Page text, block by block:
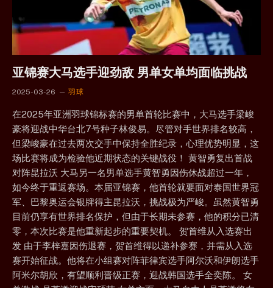
亚锦赛大马选手迎劲敌 男单女单均面临挑战
2025-03-26 羽球
在2025年亚洲羽球锦标赛的男单首轮比赛中，大马选手梁峻
豪将迎战中华台北7号种子林俊易。尽管对手世界排名较高，
但梁峻豪在过去两次交手中保持全胜纪录，心理优势明显，这
场比赛将成为检验他近期状态的关键战役！ 黄智勇复出首战
对阵昆拉沃 大马另一名男单选手黄智勇因伤休战超过一年，
如今终于重返赛场。本届亚锦赛，他首轮就要面对泰国世界冠
军、巴黎奥运会银牌得主昆拉沃，挑战极为严峻。虽然黄智勇
目前仍享有世界排名保护，但由于长期未参赛，他的积分已清
零，本次比赛是他重新起步的重要契机。 贺首维从入选赛出
发 由于李梓嘉因伤退赛，贺首维得以递补参赛，并需从入选
赛开始征战。他将在小组赛对阵菲律宾选手阿尔沃和伊朗选手
阿米尔胡欣，有望顺利晋级正赛，迎战韩国选手全奕陈。 女